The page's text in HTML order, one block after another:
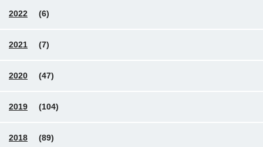
2022 (6)
2021 (7)
2020 (47)
2019 (104)
2018 (89)